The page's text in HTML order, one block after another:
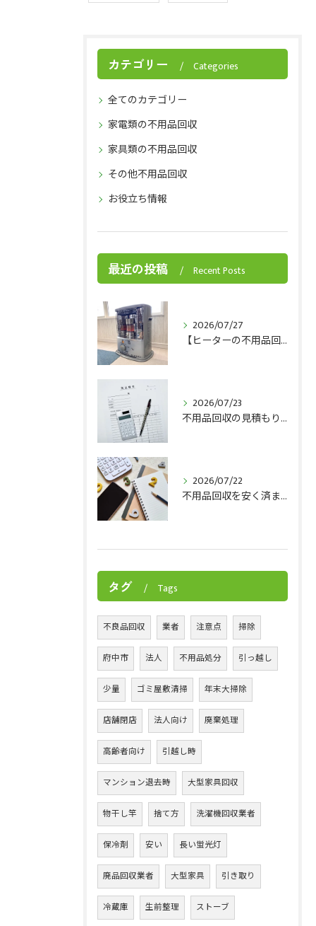
カテゴリー Categories
全てのカテゴリー
家電類の不用品回収
家具類の不用品回収
その他不用品回収
お役立ち情報
最近の投稿 Recent Posts
2026/07/27
【ヒーターの不用品回収】ヒーターを手放すベストタイミングとは？
2026/07/23
不用品回収の見積もりチェックポイント8選！トラブルを防ぐ見極め方をプロが解説
2026/07/22
不用品回収を安く済ませるには？費用を安く抑えるコツを解説！
タグ Tags
不良品回収 業者 注意点 掃除
府中市 法人 不用品処分 引っ越し
少量 ゴミ屋敷清掃 年末大掃除
店舗閉店 法人向け 廃棄処理
高齢者向け 引越し時
マンション退去時 大型家具回収
物干し竿 捨て方 洗濯機回収業者
保冷剤 安い 長い蛍光灯
廃品回収業者 大型家具 引き取り
冷蔵庫 生前整理 ストーブ